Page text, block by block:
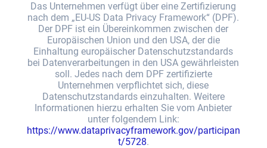
Das Unternehmen verfügt über eine Zertifizierung
nach dem „EU-US Data Privacy Framework“ (DPF).
Der DPF ist ein Übereinkommen zwischen der
Europäischen Union und den USA, der die
Einhaltung europäischer Datenschutzstandards
bei Datenverarbeitungen in den USA gewährleisten
soll. Jedes nach dem DPF zertifizierte
Unternehmen verpflichtet sich, diese
Datenschutzstandards einzuhalten. Weitere
Informationen hierzu erhalten Sie vom Anbieter
unter folgendem Link:
https://www.dataprivacyframework.gov/participan
t/5728.